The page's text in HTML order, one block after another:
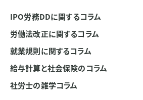
IPO労務DDに関するコラム
労働法改正に関するコラム
就業規則に関するコラム
給与計算と社会保険のコラム
社労士の雑学コラム